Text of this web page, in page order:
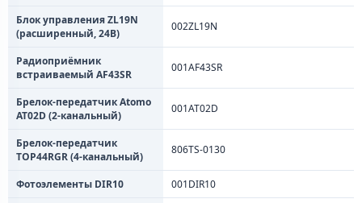
Блок управления ZL19N
(расширенный, 24В)
002ZL19N
Радиоприёмник
встраиваемый AF43SR
001AF43SR
Брелок-передатчик Atomo
AT02D (2-канальный)
001AT02D
Брелок-передатчик
TOP44RGR (4-канальный)
806TS-0130
Фотоэлементы DIR10
001DIR10